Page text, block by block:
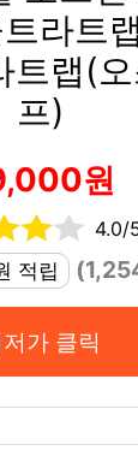
라트
트랩(
프)
원
4.0/
적립
가 클릭